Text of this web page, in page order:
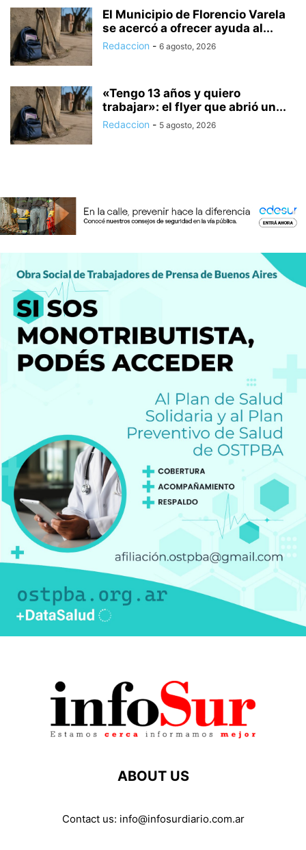
El Municipio de Florencio Varela
se acercó a ofrecer ayuda al...
Redaccion - 6 agosto, 2026
«Tengo 13 años y quiero
trabajar»: el flyer que abrió un...
Redaccion - 5 agosto, 2026
ABOUT US
Contact us: info@infosurdiario.com.ar